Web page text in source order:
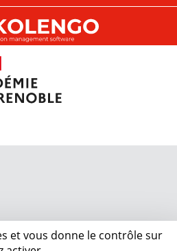
et vous donne le contrôle sur